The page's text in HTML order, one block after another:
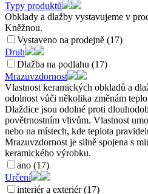
Typy produktů
Obklady a dlažby vystavujeme v
Kněžnou.
Vystaveno na prodejně (17)
Druh
Dlažba na podlahu (17)
Mrazuvzdornost
Vlastnost keramických obkladů a
odolnost vůči několika změnám
Dlaždice jsou odolné proti
povětrnostním vlivům. Vlastnost
nebo na místech, kde teplota
Mrazuvzdornost je silně spojena s
keramického výrobku.
ano (17)
Určení
interiér a exteriér (17)